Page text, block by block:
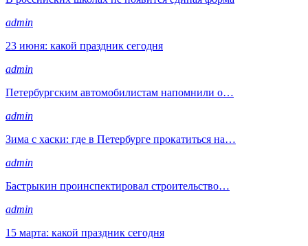
admin
23 июня: какой праздник сегодня
admin
Петербургским автомобилистам напомнили о…
admin
Зима с хаски: где в Петербурге прокатиться на…
admin
Бастрыкин проинспектировал строительство…
admin
15 марта: какой праздник сегодня